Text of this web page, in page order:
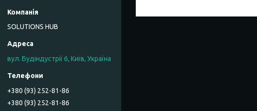
SOLUTIONS HUB
вул. Будіндустрії 6, Київ, Україна
+380 (93) 252-81-86
+380 (93) 252-81-86